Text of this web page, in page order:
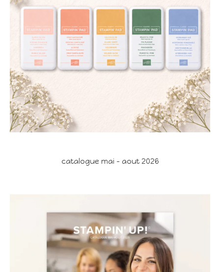
catalogue mai - aout 2026